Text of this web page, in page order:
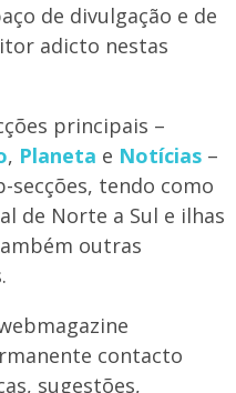
de divulgação e de
adicto nestas
principais –
, Planeta e Notícias –
secções, tendo como
de Norte a Sul e ilhas
outras
contacto
sugestões,